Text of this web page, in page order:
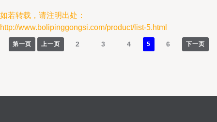
如若转载，请注明出处：
http://www.bolipinggongsi.com/product/list-5.html
第一页 上一页 2 3 4 5 6 下一页